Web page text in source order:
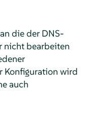
die der DNS-
nicht bearbeiten
Konfiguration wird
auch